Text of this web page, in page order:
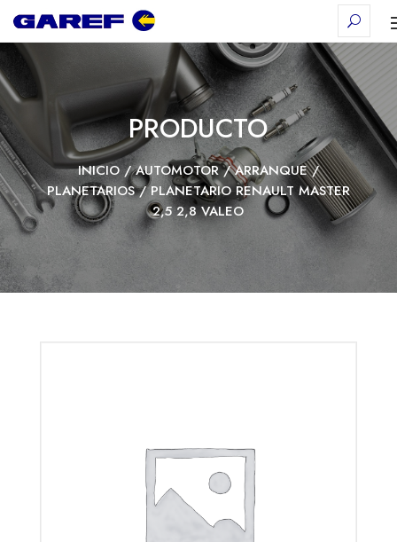
PRODUCTO
INICIO/AUTOMOTOR/ARRANQUE/
PLANETARIOS/ PLANETARIO RENAULT MASTER
2,5 2,8 VALEO